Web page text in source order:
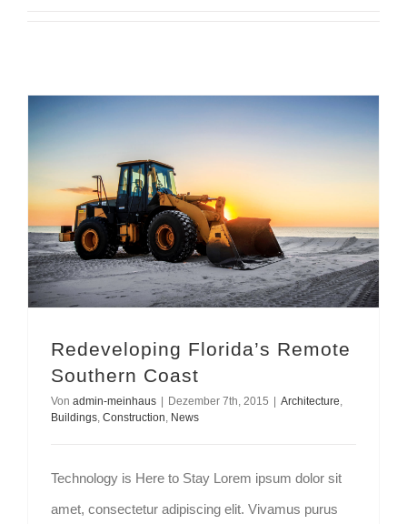
Redeveloping Florida’s Remote
Southern Coast
Von admin-meinhaus Dezember 7th, 2015 Architecture,
Buildings, Construction, News
Technology is Here to Stay Lorem ipsum dolor sit
amet, consectetur adipiscing elit. Vivamus purus